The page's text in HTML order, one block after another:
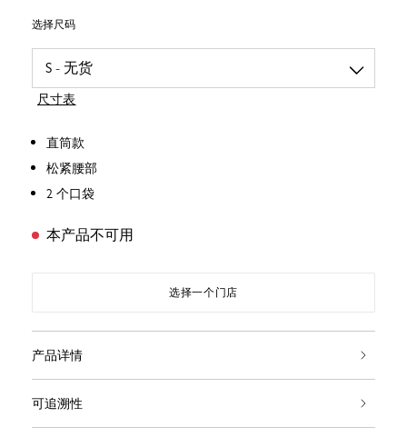
选择尺码
尺寸表
直筒款
松紧腰部
2 个口袋
本产品不可用
选择一个门店
产品详情
可追溯性